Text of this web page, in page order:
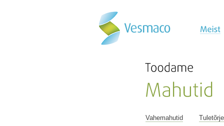
Vahemahutid